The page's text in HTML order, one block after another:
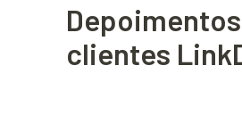
clientes